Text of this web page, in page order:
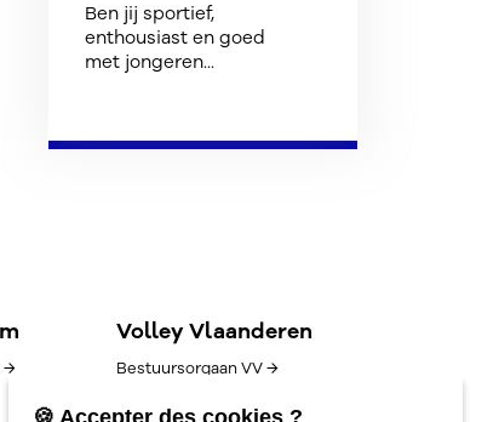
Ben jij sportief,
enthousiast en goed
met jongeren...
Volley Vlaanderen
Bestuursorgaan VV →
→
🍪 Accepter des cookies ?